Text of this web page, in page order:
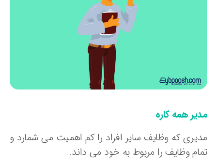
همه کاره
که وظایف سایر افراد را کم اهمیت می شمارد و
وظایف را مربوط به خود می داند.